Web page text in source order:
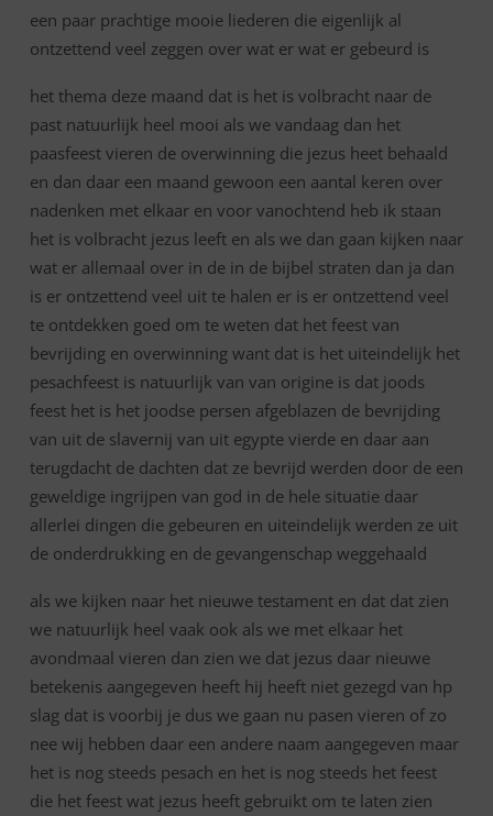
een paar prachtige mooie liederen die eigenlijk al
ontzettend veel zeggen over wat er wat er gebeurd is
het thema deze maand dat is het is volbracht naar de
past natuurlijk heel mooi als we vandaag dan het
paasfeest vieren de overwinning die jezus heet behaald
en dan daar een maand gewoon een aantal keren over
nadenken met elkaar en voor vanochtend heb ik staan
het is volbracht jezus leeft en als we dan gaan kijken naar
wat er allemaal over in de in de bijbel straten dan ja dan
is er ontzettend veel uit te halen er is er ontzettend veel
te ontdekken goed om te weten dat het feest van
bevrijding en overwinning want dat is het uiteindelijk het
pesachfeest is natuurlijk van van origine is dat joods
feest het is het joodse persen afgeblazen de bevrijding
van uit de slavernij van uit egypte vierde en daar aan
terugdacht de dachten dat ze bevrijd werden door de een
geweldige ingrijpen van god in de hele situatie daar
allerlei dingen die gebeuren en uiteindelijk werden ze uit
de onderdrukking en de gevangenschap weggehaald
als we kijken naar het nieuwe testament en dat dat zien
we natuurlijk heel vaak ook als we met elkaar het
avondmaal vieren dan zien we dat jezus daar nieuwe
betekenis aangegeven heeft hij heeft niet gezegd van hp
slag dat is voorbij je dus we gaan nu pasen vieren of zo
nee wij hebben daar een andere naam aangegeven maar
het is nog steeds pesach en het is nog steeds het feest
die het feest wat jezus heeft gebruikt om te laten zien